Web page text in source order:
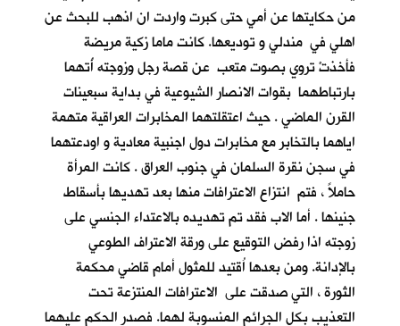
من حكايتها عن أمي حتى كبرت واردت ان اذهب للبحث عن
اهلي في مندلي و توديعها. كانت ماما زكية مريضة
فأخذتْ تروي بصوت متعب عن قصة رجل وزوجته أُتهما
بارتباطهما بقوات الانصار الشيوعية في بداية سبعينات
القرن الماضي . حيث اعتقلتهما المخابرات العراقية متهمة
اياهما بالتخابر مع مخابرات دول اجنبية معادية و اودعتهما
في سجن نقرة السلمان في جنوب العراق . كانت المرأة
حاملاً ، فتم انتزاع الاعترافات منها بعد تهديها بأسقاط
جنينها . أما الاب فقد تم تهديده بالاعتداء الجنسي على
زوجته اذا رفض التوقيع على ورقة الاعتراف الطوعي
بالإدانة. ومن بعدها اُقتيد للمثول أمام قاضي محكمة
الثورة ، التي صدقت على الاعترافات المنتزعة تحت
التعذيب بكل الجرائم المنسوبة لهما. فصدر الحكم عليهما